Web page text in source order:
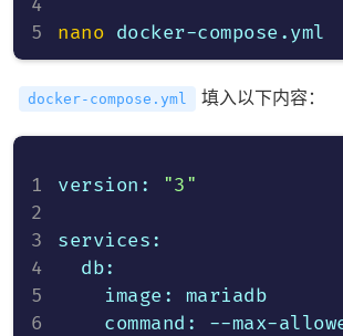
nano
docker-compose.yml 填入以下内容：
version: "3"
services:
  db:
    image: mariadb
command: --max-